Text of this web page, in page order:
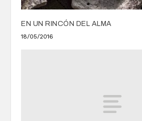
EN UN RINCÓN DEL ALMA
18/05/2016